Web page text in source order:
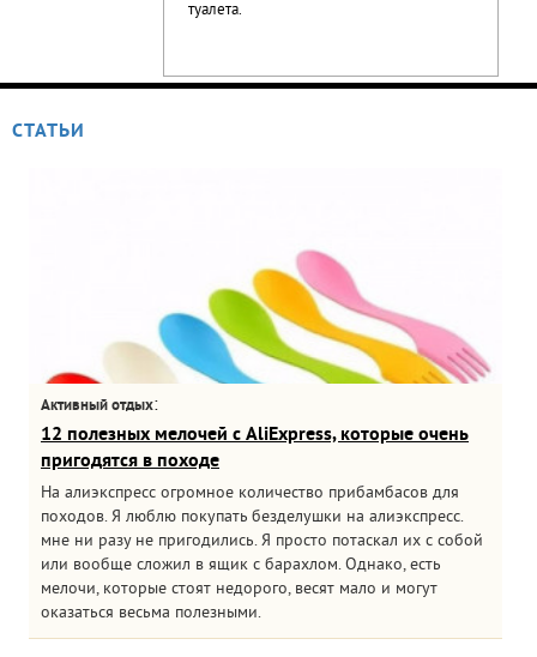
туалета.
СТАТЬИ
Активный отдых:
12 полезных мелочей с AliExpress, которые очень
пригодятся в походе
На алиэкспресс огромное количество прибамбасов для
походов. Я люблю покупать безделушки на алиэкспресс.
мне ни разу не пригодились. Я просто потаскал их с собой
или вообще сложил в ящик с барахлом. Однако, есть
мелочи, которые стоят недорого, весят мало и могут
оказаться весьма полезными.